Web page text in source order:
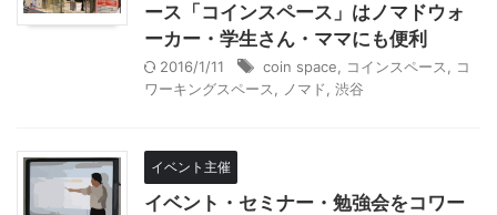
ース「コインスペース」はノマドウォ
ーカー・学生さん・ママにも便利
2016/1/11 coin space コインスペース
コ
ワーキングスペース
ノマド 渋谷
イベント主催
イベント・セミナー・勉強会をコワー